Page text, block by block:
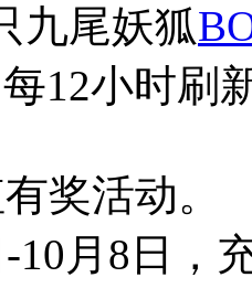
九尾妖狐
12小时刷
活动。
月8日，充